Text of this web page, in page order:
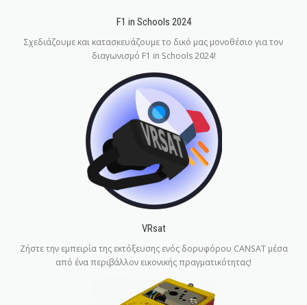
F1 in Schools 2024
Σχεδιάζουμε και κατασκευάζουμε το δικό μας μονοθέσιο για τον
διαγωνισμό F1 in Schools 2024!
VRsat
Ζήστε την εμπειρία της εκτόξευσης ενός δορυφόρου CANSAT μέσα
από ένα περιβάλλον εικονικής πραγματικότητας!